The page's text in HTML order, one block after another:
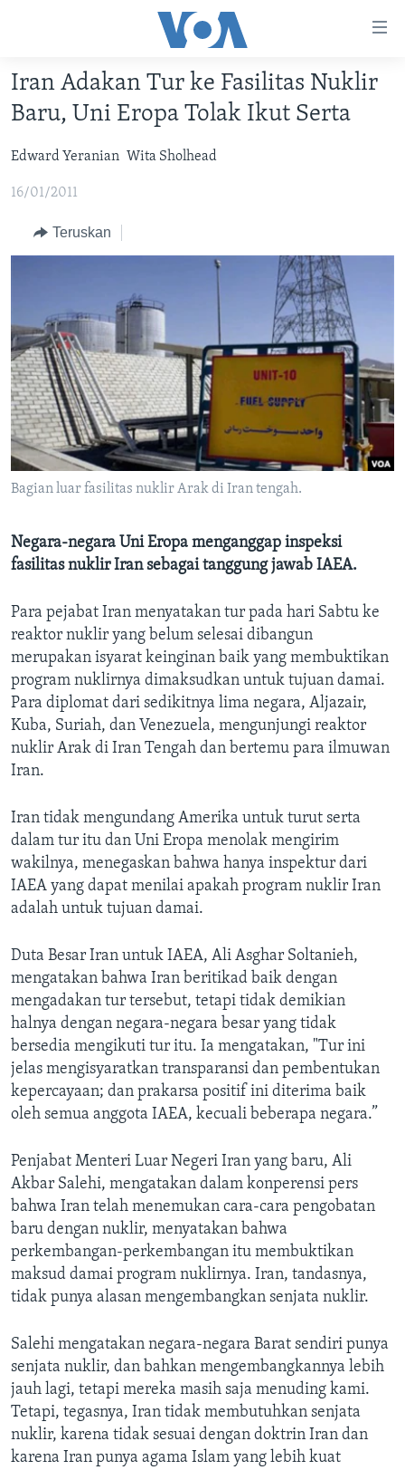
Akses
Lanjut
ke
Konten
Lanjut
Navigasi
Utama
Pencarian
VIDEO
POLYGRAPH
DAFTAR PROGRAM
IKUTI KAMI
Bahasa-bahasa
Iran Adakan Tur ke Fasilitas Nuklir
Baru, Uni Eropa Tolak Ikut Serta
Edward Yeranian Wita Sholhead
16/01/2011
Teruskan
Bagian luar fasilitas nuklir Arak di Iran tengah.
Negara-negara Uni Eropa menganggap inspeksi
fasilitas nuklir Iran sebagai tanggung jawab IAEA.
Para pejabat Iran menyatakan tur pada hari Sabtu ke
reaktor nuklir yang belum selesai dibangun
merupakan isyarat keinginan baik yang membuktikan
program nuklirnya dimaksudkan untuk tujuan damai.
Para diplomat dari sedikitnya lima negara, Aljazair,
Kuba, Suriah, dan Venezuela, mengunjungi reaktor
nuklir Arak di Iran Tengah dan bertemu para ilmuwan
Iran.
Iran tidak mengundang Amerika untuk turut serta
dalam tur itu dan Uni Eropa menolak mengirim
wakilnya, menegaskan bahwa hanya inspektur dari
IAEA yang dapat menilai apakah program nuklir Iran
adalah untuk tujuan damai.
Duta Besar Iran untuk IAEA, Ali Asghar Soltanieh,
mengatakan bahwa Iran beritikad baik dengan
mengadakan tur tersebut, tetapi tidak demikian
halnya dengan negara-negara besar yang tidak
bersedia mengikuti tur itu. Ia mengatakan, "Tur ini
jelas mengisyaratkan transparansi dan pembentukan
kepercayaan; dan prakarsa positif ini diterima baik
oleh semua anggota IAEA, kecuali beberapa negara.”
Penjabat Menteri Luar Negeri Iran yang baru, Ali
Akbar Salehi, mengatakan dalam konperensi pers
bahwa Iran telah menemukan cara-cara pengobatan
baru dengan nuklir, menyatakan bahwa
perkembangan-perkembangan itu membuktikan
maksud damai program nuklirnya. Iran, tandasnya,
tidak punya alasan mengembangkan senjata nuklir.
Salehi mengatakan negara-negara Barat sendiri punya
senjata nuklir, dan bahkan mengembangkannya lebih
jauh lagi, tetapi mereka masih saja menuding kami.
Tetapi, tegasnya, Iran tidak membutuhkan senjata
nuklir, karena tidak sesuai dengan doktrin Iran dan
karena Iran punya agama Islam yang lebih kuat